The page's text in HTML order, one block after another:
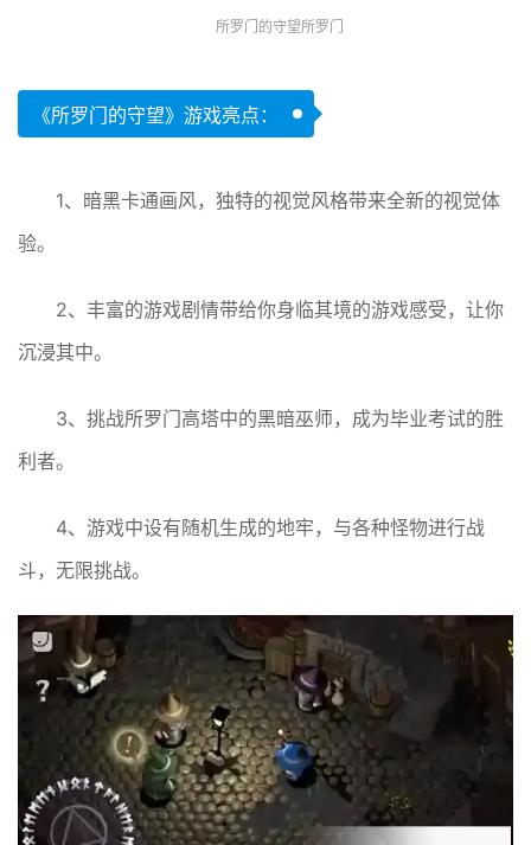
所罗门的守望所罗门
《所罗门的守望》游戏亮点：
1、暗黑卡通画风，独特的视觉风格带来全新的视觉体
验。
2、丰富的游戏剧情带给你身临其境的游戏感受，让你
沉浸其中。
3、挑战所罗门高塔中的黑暗巫师，成为毕业考试的胜
利者。
4、游戏中设有随机生成的地牢，与各种怪物进行战
斗，无限挑战。